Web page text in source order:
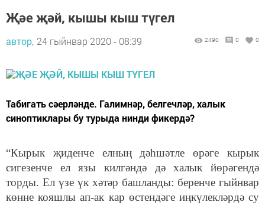
Җәе җәй, кышы кыш түгел
автор, 24 гыйнвар 2020 - 08:39 2490 0 0
Табигать сәерләнде. Галимнәр, белгечләр, халык
синоптиклары бу турыда нинди фикердә?
“Кырык җиденче елның дәһшәтле өрәге кырык
сигезенче ел язы килгәндә дә халык йөрәгендә
торды. Ел үзе үк хәтәр башланды: беренче гыйнвар
көнне кояшлы ап-ак кар өстендәге иңкүлекләрдә су